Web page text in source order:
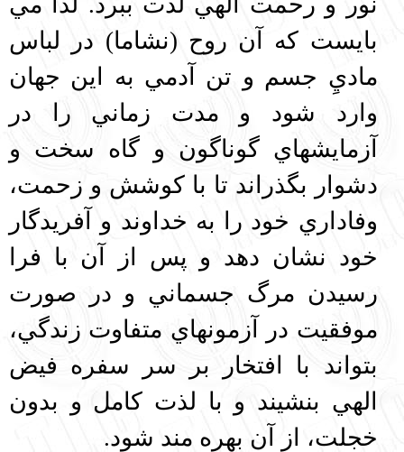
بايست كه آن روح (نشاما) در لباس
ماديِ جسم و تن آدمي به اين جهان
وارد شود و مدت زماني را در
آزمايشهاي گوناگون و گاه سخت و
دشوار بگذراند تا با كوشش و زحمت،
وفاداري خود را به خداوند و آفريدگار
خود نشان دهد و پس از آن با فرا
رسيدن مرگ جسماني و در صورت
موفقيت در آزمونهاي متفاوت زندگي،
بتواند با افتخار بر سر سفره فيض
الهي بنشيند و با لذت كامل و بدون
خجلت، از آن بهره مند شود.